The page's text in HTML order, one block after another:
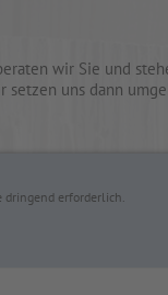
wir Sie und
setzen uns dann
erforderlich.